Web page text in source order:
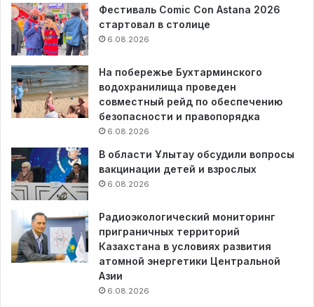
Фестиваль Comic Con Astana 2026
стартовал в столице
6.08.2026
На побережье Бухтарминского
водохранилища проведен
совместный рейд по обеспечению
безопасности и правопорядка
6.08.2026
В области Ұлытау обсудили вопросы
вакцинации детей и взрослых
6.08.2026
Радиоэкологический мониторинг
приграничных территорий
Казахстана в условиях развития
атомной энергетики Центральной
Азии
6.08.2026